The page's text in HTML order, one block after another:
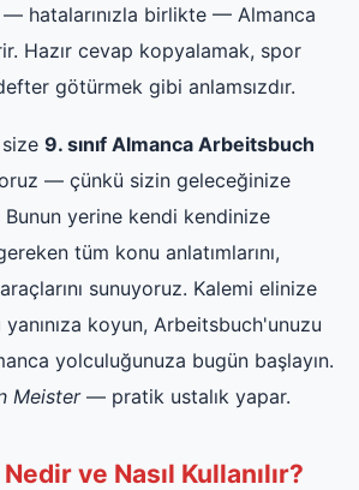
— hatalarınızla birlikte — Almanca
Hazır cevap kopyalamak, spor
götürmek gibi anlamsızdır.
9. sınıf Almanca Arbeitsbuch
— çünkü sizin geleceğinize
Bunun yerine kendi kendinize
tüm konu anlatımlarını,
sunuyoruz. Kalemi elinize
yanınıza koyun, Arbeitsbuch'unuzu
yolculuğunuza bugün başlayın.
Meister— pratik ustalık yapar.
ve Nasıl Kullanılır?